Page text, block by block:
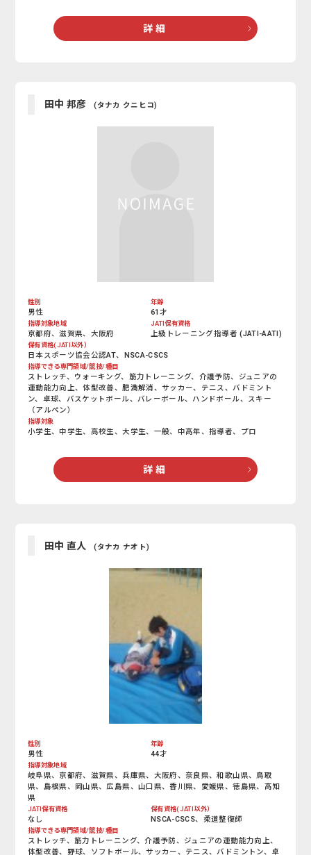
詳 細
田中 邦彦 (タナカ クニヒコ)
性別
男性
年齢
61才
指導対象地域
京都府、滋賀県、大阪府
JATI保有資格
上級トレーニング指導者 (JATI-AATI)
保有資格(JATI以外）
日本スポーツ協会公認AT、NSCA-CSCS
指導できる専門領域/競技/種目
ストレッチ、ウォーキング、筋力トレーニング、介護予防、ジュニアの
運動能力向上、体型改善、肥満解消、サッカー、テニス、バドミント
ン、卓球、バスケットボール、バレーボール、ハンドボール、スキー
（アルペン）
指導対象
小学生、中学生、高校生、大学生、一般、中高年、指導者、プロ
詳 細
田中 直人 (タナカ ナオト)
性別
男性
年齢
44才
指導対象地域
岐阜県、京都府、滋賀県、兵庫県、大阪府、奈良県、和歌山県、鳥取
県、島根県、岡山県、広島県、山口県、香川県、愛媛県、徳島県、高知
県
JATI保有資格
なし
保有資格(JATI以外）
NSCA-CSCS、柔道整復師
指導できる専門領域/競技/種目
ストレッチ、筋力トレーニング、介護予防、ジュニアの運動能力向上、
体型改善、野球、ソフトボール、サッカー、テニス、バドミントン、卓